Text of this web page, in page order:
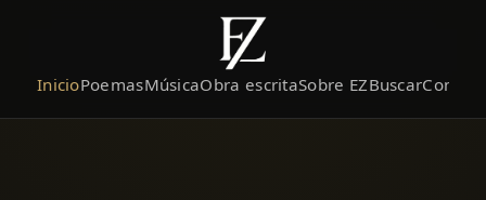
InicioPoemasMúsicaObra escritaSobre EZBuscar